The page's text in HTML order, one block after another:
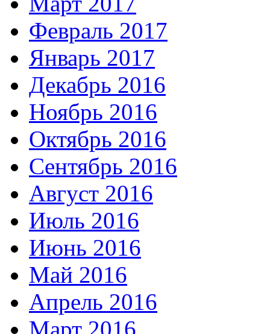
Февраль 2017
Январь 2017
Декабрь 2016
Ноябрь 2016
Октябрь 2016
Сентябрь 2016
Август 2016
Июль 2016
Июнь 2016
Май 2016
Апрель 2016
Март 2016